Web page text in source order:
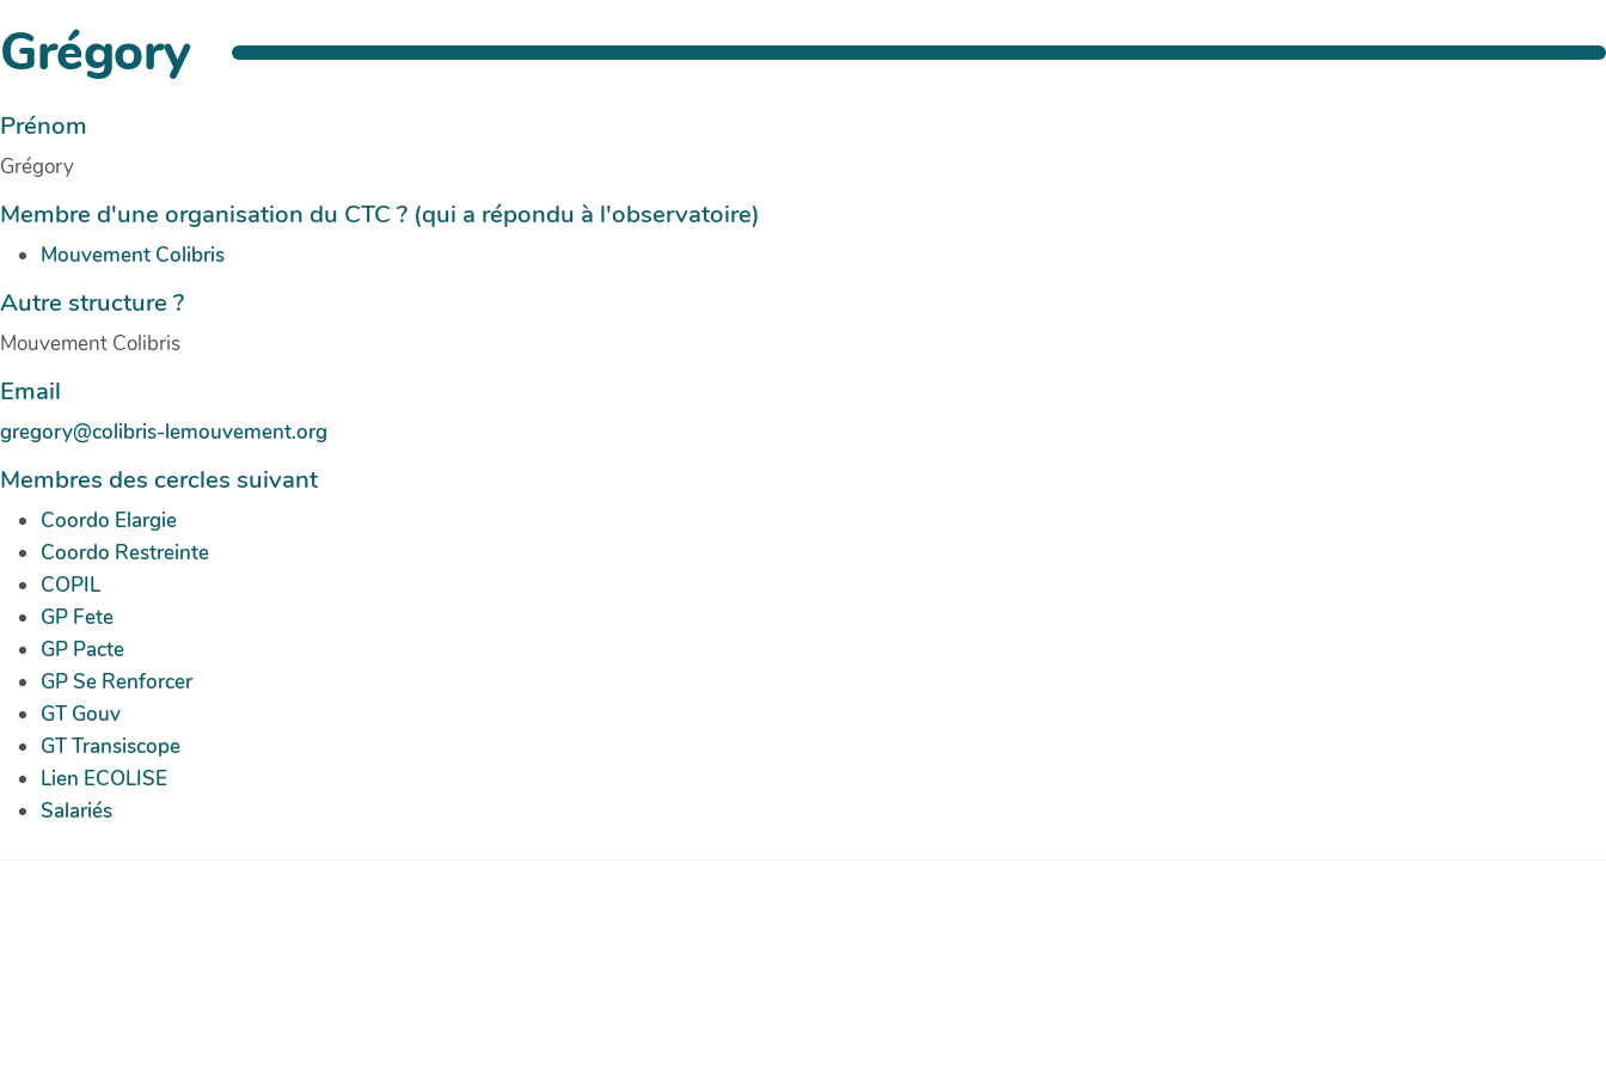
Grégory
Prénom
Grégory
Membre d'une organisation du CTC ? (qui a répondu à l'observatoire)
Mouvement Colibris
Autre structure ?
Mouvement Colibris
Email
gregory@colibris-lemouvement.org
Membres des cercles suivant
Coordo Elargie
Coordo Restreinte
COPIL
GP Fete
GP Pacte
GP Se Renforcer
GT Gouv
GT Transiscope
Lien ECOLISE
Salariés